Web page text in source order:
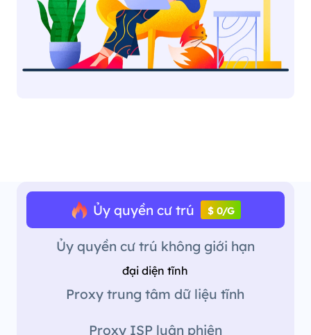
Ủy quyền cư trú $ 0/G
Ủy quyền cư trú không giới hạn
đại diện tĩnh
Proxy trung tâm dữ liệu tĩnh
Proxy ISP luân phiên